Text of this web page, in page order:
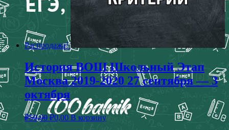
Распродажа!
История ВОШ Школьный Этап
Москва 2019-2020 27 сентября — 3
октября
₽50,00 ₽0,00 В корзину